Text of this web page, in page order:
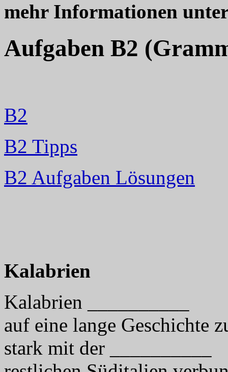
mehr Informationen
Aufgaben B2
B2
B2 Tipps
B2 Aufgaben Lösungen
Kalabrien
Kalabrien __________
auf eine lange Geschichte
stark mit der __________